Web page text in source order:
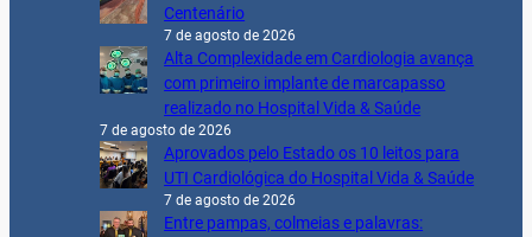
Centenário
7 de agosto de 2026
Alta Complexidade em Cardiologia avança
com primeiro implante de marcapasso
realizado no Hospital Vida & Saúde
7 de agosto de 2026
Aprovados pelo Estado os 10 leitos para
UTI Cardiológica do Hospital Vida & Saúde
7 de agosto de 2026
Entre pampas, colmeias e palavras: